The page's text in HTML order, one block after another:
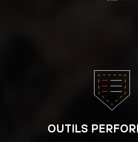
OUTILS